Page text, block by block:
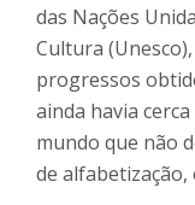
das Nações
Cultura
progressos
ainda havia
mundo que não
de alfabetização,